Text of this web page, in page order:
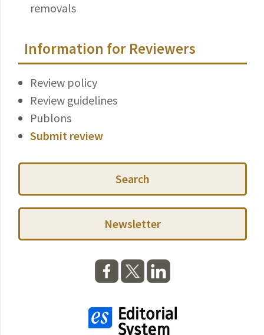
removals
Information for Reviewers
Review policy
Review guidelines
Publons
Submit review
Search
Newsletter